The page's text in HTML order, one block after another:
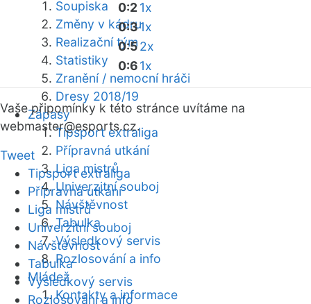
Soupiska
Změny v kádru
Realizační tým
Statistiky
Zranění / nemocní hráči
Dresy 2018/19
Zápasy
Tipsport extraliga
Přípravná utkání
Liga mistrů
Univerzitní souboj
Návštěvnost
Tabulka
Výsledkový servis
Rozlosování a info
Mládež
Kontakty a informace
0:21x
0:31x
0:52x
0:61x
Vaše připomínky k této stránce uvítáme na
webmaster@esports.cz.
Tweet
Tipsport extraliga
Přípravná utkání
Liga mistrů
Univerzitní souboj
Návštěvnost
Tabulka
Výsledkový servis
Rozlosování a info